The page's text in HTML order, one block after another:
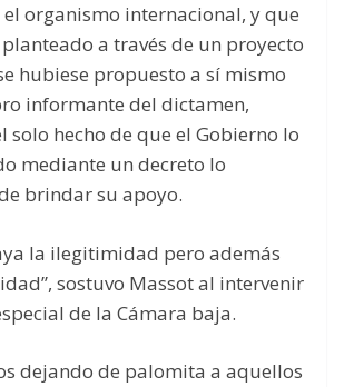
organismo internacional, y que
a través de un proyecto
hubiese propuesto a sí mismo
informante del dictamen,
solo hecho de que el Gobierno lo
mediante un decreto lo
brindar su apoyo.
la ilegitimidad pero además
sostuvo Massot al intervenir
de la Cámara baja.
dejando de palomita a aquellos